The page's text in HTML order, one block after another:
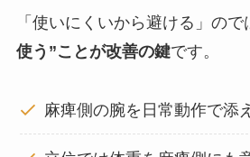
「使いにくいから避ける」ので
使う”ことが改善の鍵です。
麻痺側の腕を日常動作で添